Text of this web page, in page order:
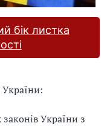
бік листка
України з